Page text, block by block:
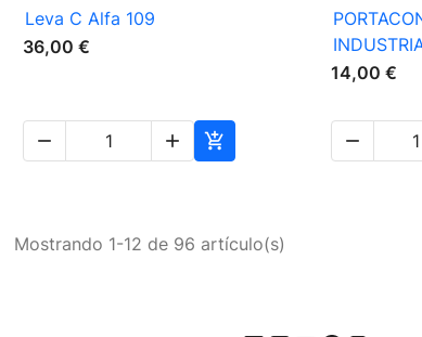
Vista rápida
Leva C Alfa 109
36,00 €
  

14,00 €

Mostrando 1-12 de 96 artículo(s)